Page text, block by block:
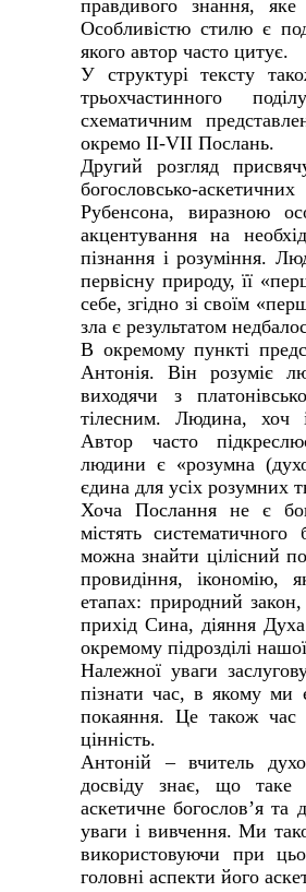
правдивого знання,
Особливістю стилю є
якого автор часто цитує.
У структурі тексту
трьохчастинного
схематичним
окремо ІІ-VII Послань.
Другий розгляд
богословсько-
Рубенсона, виразною
акцентування на
пізнання і розуміння.
первісну природу, її
себе, згідно зі своїм
зла є результатом
В окремому пункті
Антонія. Він розуміє
виходячи з
тілесним. Людина, хоч
Автор часто
людини є «розумна
єдина для усіх розумних
Хоча Послання не є
містять
можна знайти цілісний
провидіння, ікономію,
етапах: природний
прихід Сина, діяння
окремому підрозділі
Належної уваги
пізнати час, в якому ми
покаяння. Це також час
цінність.
Антоній – вчитель
досвіду знає, що таке
аскетичне богослов’я та
уваги і вивчення. Ми
використовуючи при
головні аспекти його